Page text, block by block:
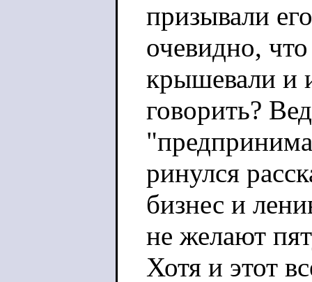
призывали
очевидно,
крышевали и
говорить?
ринулся
бизнес и
не желают
Хотя и этот